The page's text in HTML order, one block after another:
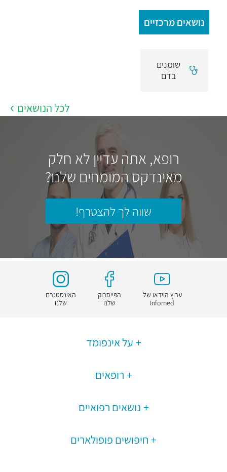
נושאים מרכזיים
שומנים
בדם
לכל הנושאים
רופא, אתה עדיין לא חלק
מאינדקס המומחים שלנו?
שווה לך להצטרף!
ערוץ הוידאו של
Infomed
הפייסבוק
שלנו
האינסטגרם
שלנו
על אינפומד
רופאים
נושאים רפואיים
חיפושים פופולארים